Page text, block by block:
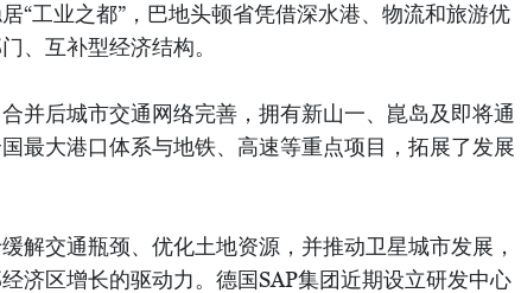
“工业之都”，巴地头顿省凭借深水港、物流和旅游优
、互补型经济结构。
并后城市交通网络完善，拥有新山一、崑岛及即将通
最大港口体系与地铁、高速等重点项目，拓展了发展
解交通瓶颈、优化土地资源，并推动卫星城市发展，
济区增长的驱动力。德国SAP集团近期设立研发中心